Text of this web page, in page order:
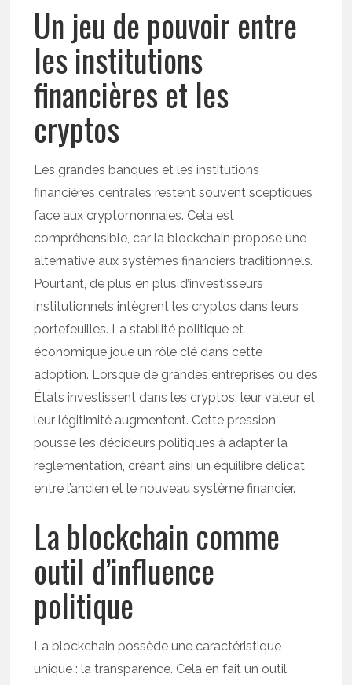
Un jeu de pouvoir entre
les institutions
financières et les
cryptos
Les grandes banques et les institutions
financières centrales restent souvent sceptiques
face aux cryptomonnaies. Cela est
compréhensible, car la blockchain propose une
alternative aux systèmes financiers traditionnels.
Pourtant, de plus en plus d’investisseurs
institutionnels intègrent les cryptos dans leurs
portefeuilles. La stabilité politique et
économique joue un rôle clé dans cette
adoption. Lorsque de grandes entreprises ou des
États investissent dans les cryptos, leur valeur et
leur légitimité augmentent. Cette pression
pousse les décideurs politiques à adapter la
réglementation, créant ainsi un équilibre délicat
entre l’ancien et le nouveau système financier.
La blockchain comme
outil d’influence
politique
La blockchain possède une caractéristique
unique : la transparence. Cela en fait un outil